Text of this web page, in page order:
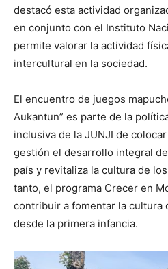
destacó esta actividad
en conjunto con el Instituto
permite valorar la actividad
intercultural en la sociedad.
El encuentro de juegos
Aukantun” es parte de la
inclusiva de la JUNJI de
gestión el desarrollo integral
país y revitaliza la cultura de
tanto, el programa Crecer en
contribuir a fomentar la cultura
desde la primera infancia.